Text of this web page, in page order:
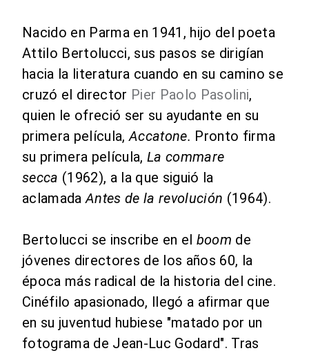
Nacido en Parma en 1941, hijo del poeta
Attilo Bertolucci, sus pasos se dirigían
hacia la literatura cuando en su camino se
cruzó el director Pier Paolo Pasolini,
quien le ofreció ser su ayudante en su
primera película, Accatone. Pronto firma
su primera película, La commare
secca (1962), a la que siguió la
aclamada Antes de la revolución (1964).
Bertolucci se inscribe en el boom de
jóvenes directores de los años 60, la
época más radical de la historia del cine.
Cinéfilo apasionado, llegó a afirmar que
en su juventud hubiese "matado por un
fotograma de Jean-Luc Godard". Tras